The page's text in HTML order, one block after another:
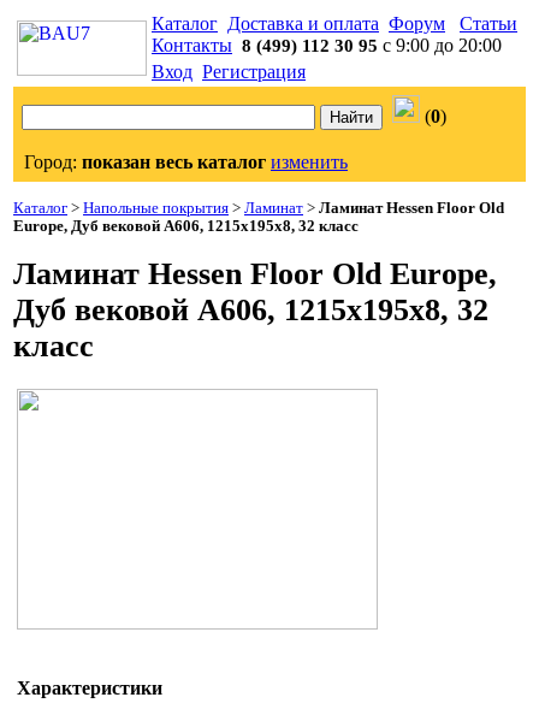
Каталог Доставка и оплата Форум
Статьи
Контакты 8 (499) 112 30 95 с 9:00 до 20:00
Вход Регистрация
(0)
Город: показан весь каталог изменить
Каталог > Напольные покрытия > Ламинат > Ламинат Hessen Floor Old
Europe, Дуб вековой А606, 1215x195x8, 32 класс
Ламинат Hessen Floor Old Europe,
Дуб вековой А606, 1215x195x8, 32
класс
Характеристики